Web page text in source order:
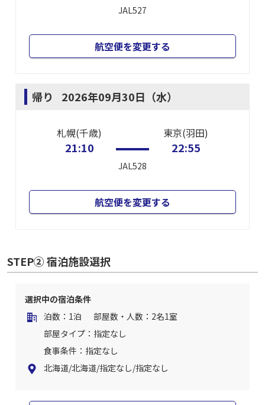
JAL527
航空便を変更する
帰り 2026年09月30日（水）
札幌(千歳)
21:10
JAL528
東京(羽田)
22:55
航空便を変更する
STEP② 宿泊施設選択
選択中の宿泊条件
泊数：1泊
部屋数・人数：2名1室
部屋タイプ：指定なし
食事条件：指定なし
北海道/北海道/指定なし/指定なし